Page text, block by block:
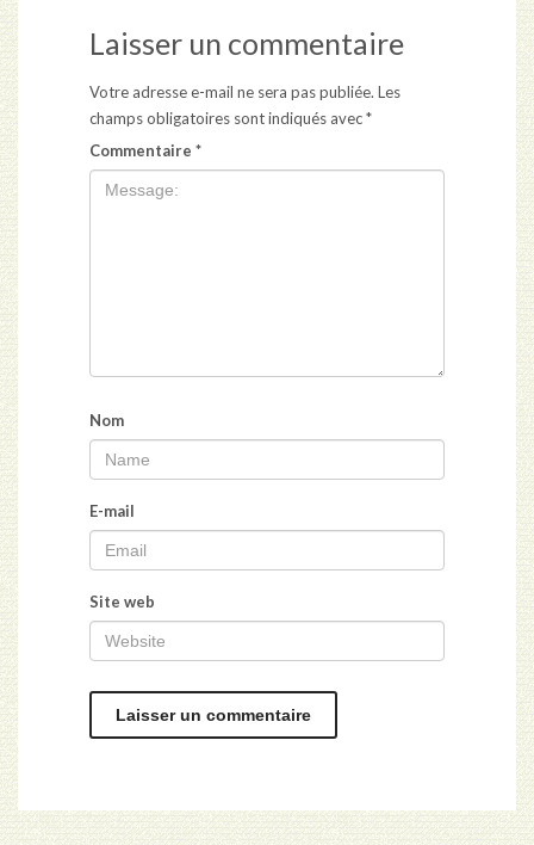
Laisser un commentaire
Votre adresse e-mail ne sera pas publiée. Les
champs obligatoires sont indiqués avec*
Commentaire *
Nom
E-mail
Site web